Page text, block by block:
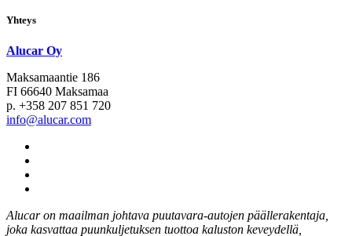
Yhteys
Alucar Oy
Maksamaantie 186
FI 66640 Maksamaa
p. +358 207 851 720
info@alucar.com
Alucar on maailman johtava puutavara-autojen päällerakentaja,
joka kasvattaa puunkuljetuksen tuottoa kaluston keveydellä,